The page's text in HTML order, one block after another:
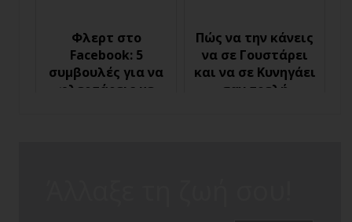
Φλερτ στο
Facebook: 5
συμβουλές για να
φλερτάρεις με
Πώς να την κάνεις
να σε Γουστάρει
και να σε Κυνηγάει
σαν τρελή